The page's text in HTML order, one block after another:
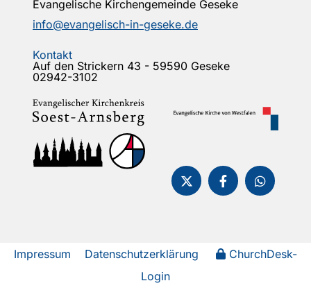
Evangelische Kirchengemeinde Geseke
info@evangelisch-in-geseke.de
Kontakt
Auf den Strickern 43 - 59590 Geseke
02942-3102
Impressum Datenschutzerklärung
ChurchDesk-
Login